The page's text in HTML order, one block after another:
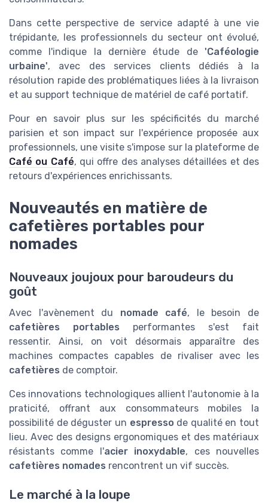
Dans cette perspective de service adapté à une vie
trépidante, les professionnels du secteur ont évolué,
comme l'indique la dernière étude de 'Caféologie
urbaine', avec des services clients dédiés à la
résolution rapide des problématiques liées à la livraison
et au support technique de matériel de café portatif.
Pour en savoir plus sur les spécificités du marché
parisien et son impact sur l'expérience proposée aux
professionnels, une visite s'impose sur la plateforme de
Café ou Café, qui offre des analyses détaillées et des
retours d'expériences enrichissants.
Nouveautés en matière de
cafetières portables pour
nomades
Nouveaux joujoux pour baroudeurs du
goût
Avec l'avènement du nomade café, le besoin de
cafetières portables performantes s'est fait
ressentir. Ainsi, on voit désormais apparaître des
machines compactes capables de rivaliser avec les
cafetières de comptoir.
Ces innovations technologiques allient l'autonomie à la
praticité, offrant aux consommateurs mobiles la
possibilité de déguster un espresso de qualité en tout
lieu. Avec des designs ergonomiques et des matériaux
résistants comme l'acier inoxydable, ces nouvelles
cafetières nomades rencontrent un vif succès.
Le marché à la loupe